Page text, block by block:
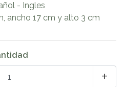
- Ingles
ancho 17 cm y alto 3 cm
+